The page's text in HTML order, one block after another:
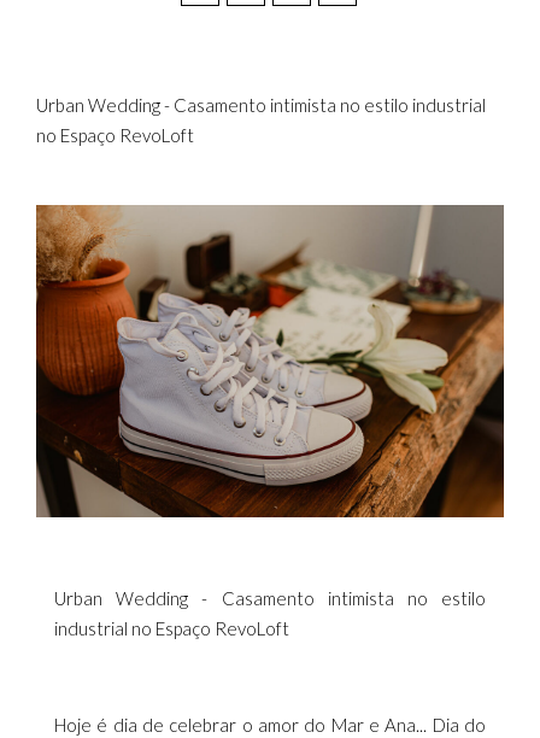
Urban Wedding - Casamento intimista no estilo industrial
no Espaço RevoLoft
Urban Wedding - Casamento intimista no estilo
industrial no Espaço RevoLoft
Hoje é dia de celebrar o amor do Mar e Ana... Dia do